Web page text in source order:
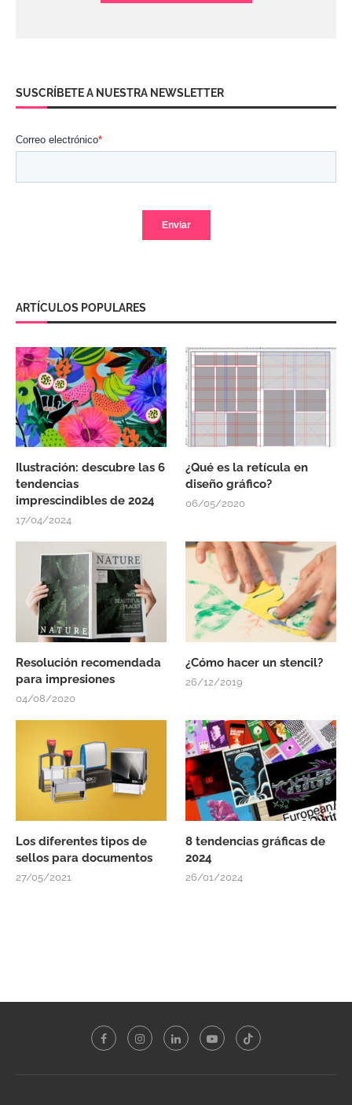
SUSCRÍBETE A NUESTRA NEWSLETTER
ARTÍCULOS POPULARES
Ilustración: descubre las 6
tendencias
imprescindibles de 2024
17/04/2024
¿Qué es la retícula en
diseño gráfico?
06/05/2020
Resolución recomendada
para impresiones
04/08/2020
¿Cómo hacer un stencil?
26/12/2019
Los diferentes tipos de
sellos para documentos
27/05/2021
8 tendencias gráficas de
2024
26/01/2024